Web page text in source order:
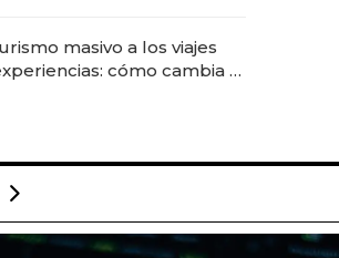
masivo a los viajes
cómo cambia el